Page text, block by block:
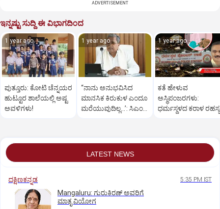
ADVERTISEMENT
ಇನ್ನಷ್ಟು ಸುದ್ದಿ ಈ ವಿಭಾಗದಿಂದ
1 year ago
ಪುತ್ತೂರು: ಕೋಟಿ ಚೆನ್ನಯರ
ಹುಟ್ಟೂರ ಶಾಲೆಯಲ್ಲಿ ಅಷ್ಟ
ಅವಳಿಗಳು!
1 year ago
“ನಾನು ಅನುಭವಿಸಿದ
ಮಾನಸಿಕ ಕಿರುಕುಳ ಎಂದೂ
ಮರೆಯುವುದಿಲ್ಲ…’: ಸಿಎಂ
1 year ago
ಕತೆ ಹೇಳುವ
ಅಸ್ಥಿಪಂಜರಗಳು:
ಧರ್ಮಸ್ಥಳದ‌ ಕರಾಳ ರಹಸ್ಯ
LATEST NEWS
ದಕ್ಷಿಣಕನ್ನಡ 5:35 PM IST
Mangaluru: ಗುರುಕಿರಣ್ ಅವರಿಗೆ
ಮಾತೃ ವಿಯೋಗ